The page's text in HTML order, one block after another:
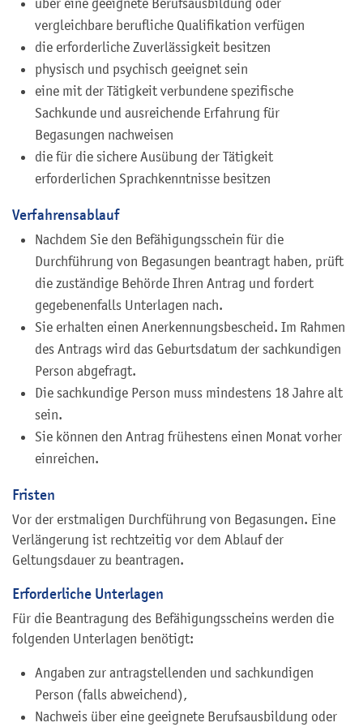
vergleichbare berufliche Qualifikation verfügen
die erforderliche Zuverlässigkeit besitzen
physisch und psychisch geeignet sein
eine mit der Tätigkeit verbundene spezifische
Sachkunde und ausreichende Erfahrung für
Begasungen nachweisen
die für die sichere Ausübung der Tätigkeit
erforderlichen Sprachkenntnisse besitzen
Verfahrensablauf
Nachdem Sie den Befähigungsschein für die
Durchführung von Begasungen beantragt haben, prüft
die zuständige Behörde Ihren Antrag und fordert
gegebenenfalls Unterlagen nach.
Sie erhalten einen Anerkennungsbescheid. Im Rahmen
des Antrags wird das Geburtsdatum der sachkundigen
Person abgefragt.
Die sachkundige Person muss mindestens 18 Jahre alt
sein.
Sie können den Antrag frühestens einen Monat vorher
einreichen.
Fristen
Vor der erstmaligen Durchführung von Begasungen. Eine
Verlängerung ist rechtzeitig vor dem Ablauf der
Geltungsdauer zu beantragen.
Erforderliche Unterlagen
Für die Beantragung des Befähigungsscheins werden die
folgenden Unterlagen benötigt:
Angaben zur antragstellenden und sachkundigen
Person (falls abweichend),
Nachweis über eine geeignete Berufsausbildung oder